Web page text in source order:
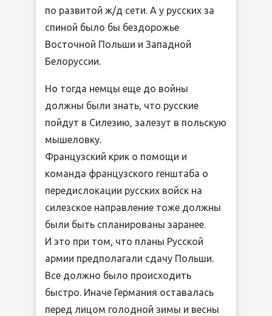
по развитой ж/д сети. А у русских за
спиной было бы бездорожье
Восточной Польши и Западной
Белоруссии.
Но тогда немцы еще до войны
должны были знать, что русские
пойдут в Силезию, залезут в польскую
мышеловку.
Французский крик о помощи и
команда французского генштаба о
передислокации русских войск на
силезское направление тоже должны
были быть спланированы заранее.
И это при том, что планы Русской
армии предполагали сдачу Польши.
Все должно было происходить
быстро. Иначе Германия оставалась
перед лицом голодной зимы и весны